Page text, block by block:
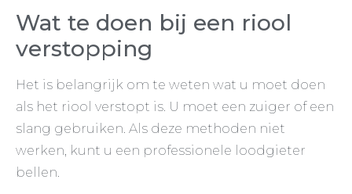
Wat te doen bij een riool
verstopping
Het is belangrijk om te weten wat u moet doen
als het riool verstopt is. U moet een zuiger of een
slang gebruiken. Als deze methoden niet
werken, kunt u een professionele loodgieter
bellen.